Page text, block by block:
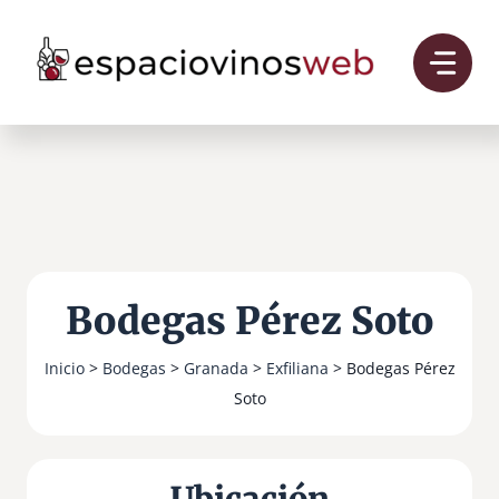
contenido
Bodegas Pérez Soto
Inicio> Bodegas > Granada > Exfiliana > Bodegas Pérez
Soto